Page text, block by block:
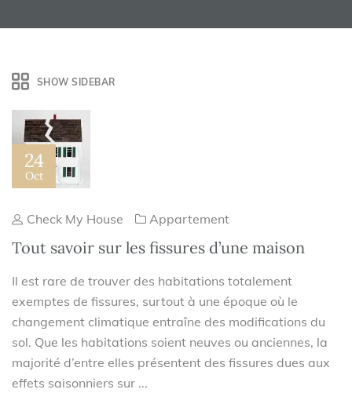
SHOW SIDEBAR
24
Oct
Check My House Appartement
Tout savoir sur les fissures d’une maison
Il est rare de trouver des habitations totalement
exemptes de fissures, surtout à une époque où le
changement climatique entraîne des modifications du
sol. Que les habitations soient neuves ou anciennes, la
majorité d’entre elles présentent des fissures dues aux
effets saisonniers sur ...